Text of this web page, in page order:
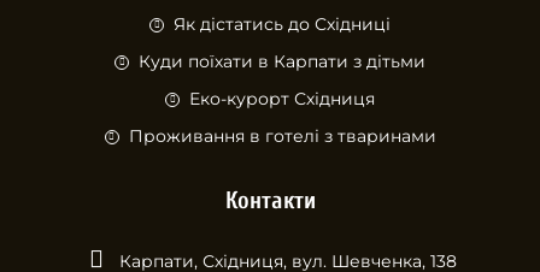
Контакти
Карпати, Східниця, вул. Шевченка, 138
Як дістатись до Східниці
Куди поїхати в Карпати з дітьми
Еко-курорт Східниця
Проживання в готелі з тваринами